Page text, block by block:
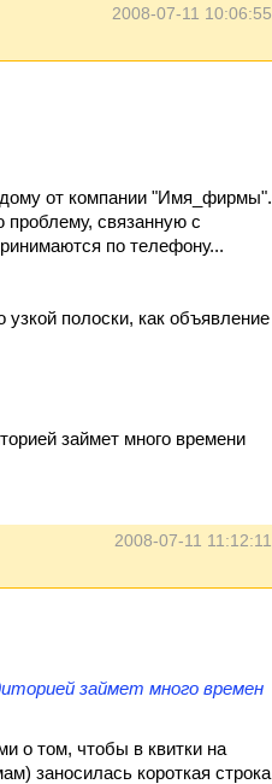
2008-07-11 10:06:55
от компании "Имя_фирмы".
связанную с
по телефону...
полоски, как объявление
займет много времени
2008-07-11 11:12:11
займет много времен
о том, чтобы в квитки на
заносилась короткая строка